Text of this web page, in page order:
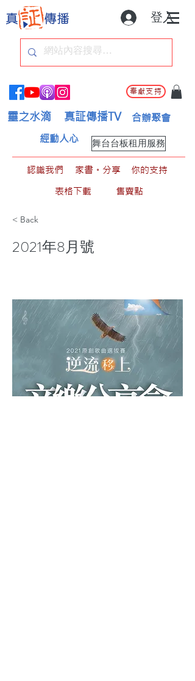
登入
奉獻支持
靈之水滴 真証傳播TV 合辦聚會
舞台台板租用服務
經動人心
認識我們 家書。分享
你的支持
表格下載
售賣點
< Back
2021年8月號